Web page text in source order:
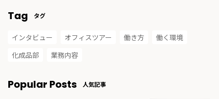
Tag タグ
インタビュー オフィスツアー 働き方
働く環境
化成品部
業務内容
Popular Posts 人気記事